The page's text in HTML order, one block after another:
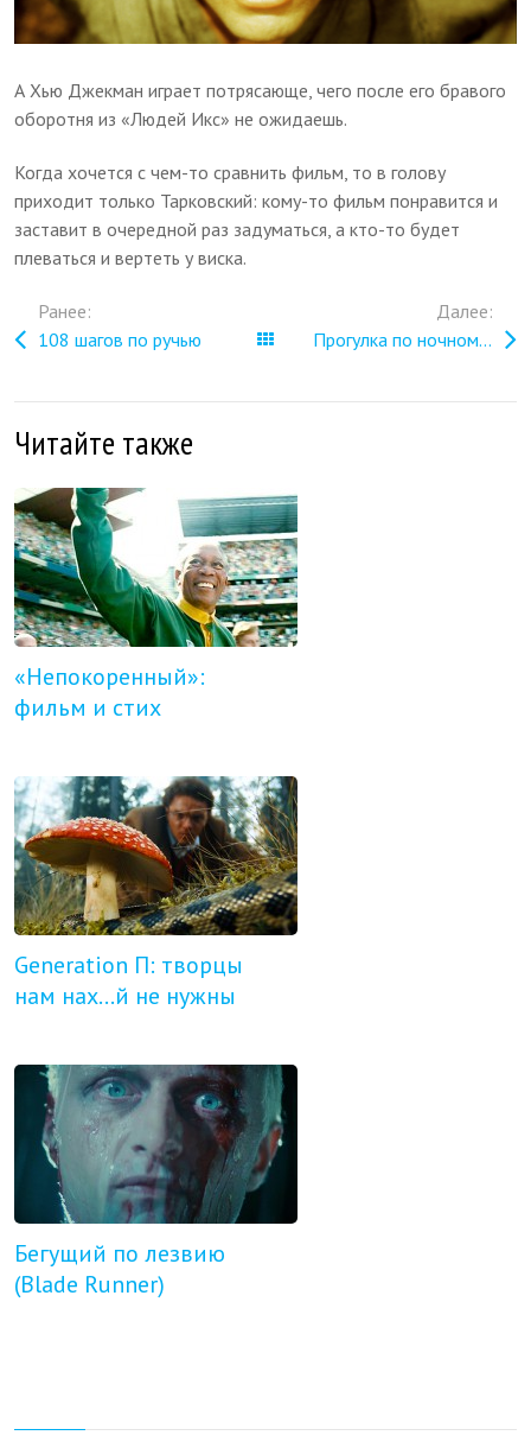
А Хью Джекман играет потрясающе, чего после его бравого
оборотня из «Людей Икс» не ожидаешь.
Когда хочется с чем-то сравнить фильм, то в голову
приходит только Тарковский: кому-то фильм понравится и
заставит в очередной раз задуматься, а кто-то будет
плеваться и вертеть у виска.
Ранее:
108 шагов по ручью
Все записи
Далее:
Прогулка по ночному Питеру
Читайте также
«Непокоренный»:
фильм и стих
Generation П: творцы
нам нах...й не нужны
Бегущий по лезвию
(Blade Runner)